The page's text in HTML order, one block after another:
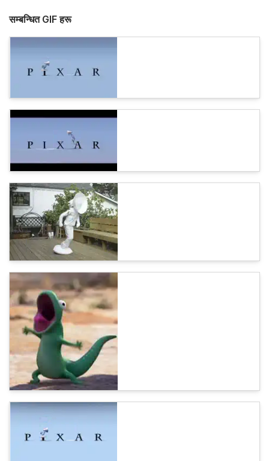
सम्बन्धित GIF हरू